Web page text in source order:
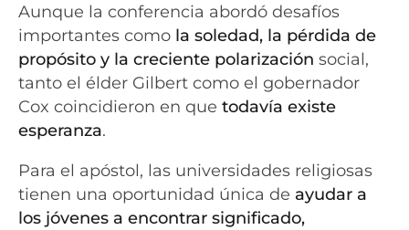
Aunque la conferencia abordó desafíos
importantes como la soledad, la pérdida de
propósito y la creciente polarización social,
tanto el élder Gilbert como el gobernador
Cox coincidieron en que todavía existe
esperanza.
Para el apóstol, las universidades religiosas
tienen una oportunidad única de ayudar a
los jóvenes a encontrar significado,